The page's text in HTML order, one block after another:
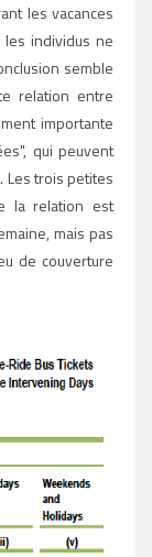
les vacances
individus ne
semble
relation entre
importante
qui peuvent
Les trois petites
la relation est
mais pas
de couverture